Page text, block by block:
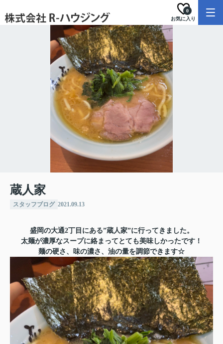
お気に入り
0
蔵人家
スタッフブログ 2021.09.13
盛岡の大通2丁目にある”蔵人家”に行ってきました。
太麺が濃厚なスープに絡まってとても美味しかったです！
麺の硬さ、味の濃さ、油の量を調節できます☆